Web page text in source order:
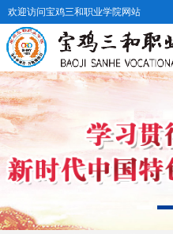
欢迎访问宝鸡三和职业学院网站